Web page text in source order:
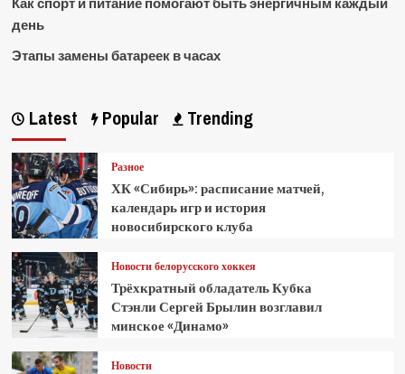
день
Этапы замены батареек в часах
Latest Popular Trending
Разное
ХК «Сибирь»: расписание матчей,
календарь игр и история
новосибирского клуба
Новости белорусского хоккея
Трёхкратный обладатель Кубка
Стэнли Сергей Брылин возглавил
минское «Динамо»
Новости